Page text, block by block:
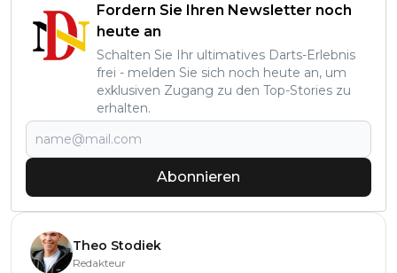
Fordern Sie Ihren Newsletter noch
heute an
Schalten Sie Ihr ultimatives Darts-Erlebnis
frei - melden Sie sich noch heute an, um
exklusiven Zugang zu den Top-Stories zu
erhalten.
Abonnieren
Theo Stodiek
Redakteur